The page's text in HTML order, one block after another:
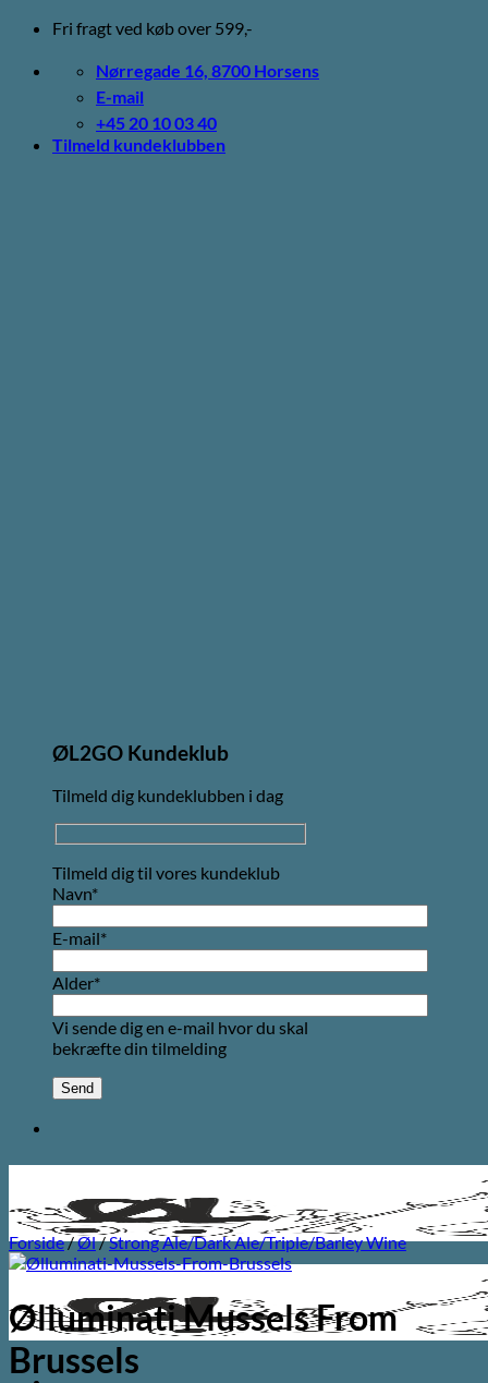
Fortsæt
indhold
Fri fragt ved køb over 599,-
Nørregade 16, 8700 Horsens
E-mail
+45 20 10 03 40
Tilmeld kundeklubben
ØL2GO Kundeklub
Tilmeld dig kundeklubben i dag
Tilmeld dig til vores kundeklub
Navn*
E-mail*
Alder*
Vi sende dig en e-mail hvor du skal
bekræfte din tilmelding
Forside/Øl/Strong Ale/Dark Ale/Triple/Barley Wine
Ølluminati Mussels From
Brussels